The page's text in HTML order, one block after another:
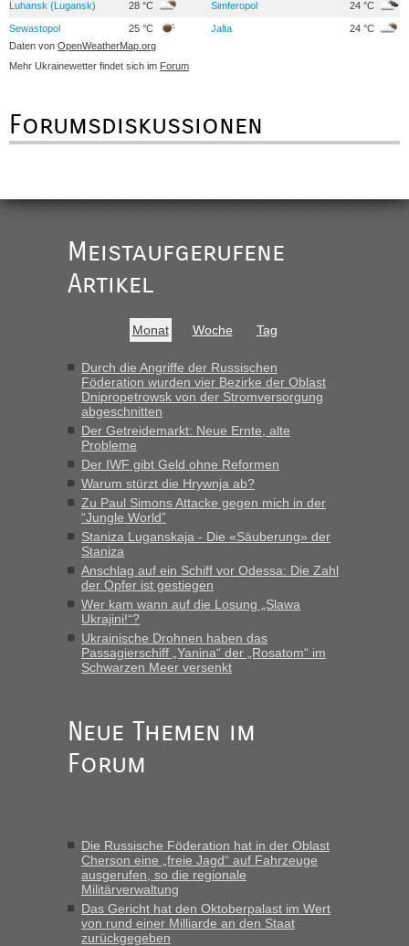
Luhansk (Lugansk) 28 °C Simferopol 24 °C
Sewastopol 25 °C Jalta
24 °C
Daten von OpenWeatherMap.org
Mehr Ukrainewetter findet sich im Forum
Forumsdiskussionen
Meistaufgerufene
Artikel
Monat Woche Tag
Durch die Angriffe der Russischen
Föderation wurden vier Bezirke der Oblast
Dnipropetrowsk von der Stromversorgung
abgeschnitten
Der Getreidemarkt: Neue Ernte, alte
Probleme
Der IWF gibt Geld ohne Reformen
Warum stürzt die Hrywnja ab?
Zu Paul Simons Attacke gegen mich in der
“Jungle World”
Staniza Luganskaja - Die «Säuberung» der
Staniza
Anschlag auf ein Schiff vor Odessa: Die Zahl
der Opfer ist gestiegen
Wer kam wann auf die Losung „Slawa
Ukrajini!“?
Ukrainische Drohnen haben das
Passagierschiff „Yanina“ der „Rosatom“ im
Schwarzen Meer versenkt
Neue Themen im
Forum
Die Russische Föderation hat in der Oblast
Cherson eine „freie Jagd“ auf Fahrzeuge
ausgerufen, so die regionale
Militärverwaltung
Das Gericht hat den Oktoberpalast im Wert
von rund einer Milliarde an den Staat
zurückgegeben